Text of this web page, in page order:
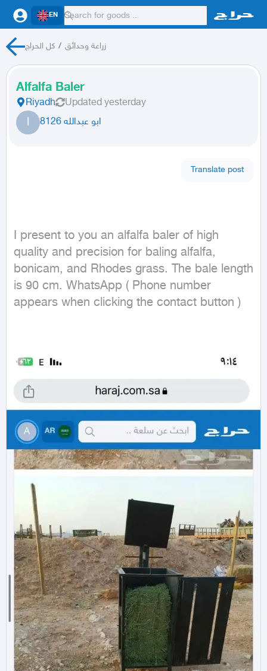
EN
كل الحراج / زراعة وحدائق
Alfalfa Baler
Riyadh Updated yesterday
ا ابو عبدالله 8126
Translate post
I present to you an alfalfa baler of high
quality and precision for baling alfalfa,
bonicam, and Rhodes grass. The bale length
is 90 cm. WhatsApp ( Phone number
appears when clicking the contact button )